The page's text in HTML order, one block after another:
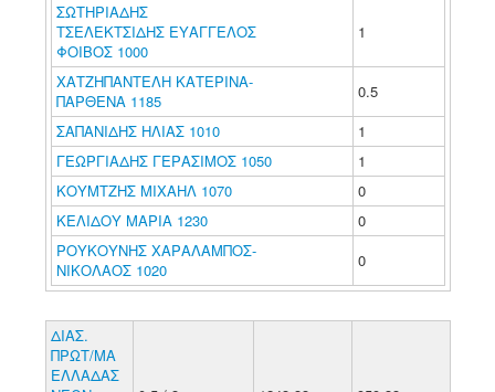
ΣΩΤΗΡΙΑΔΗΣ
ΤΣΕΛΕΚΤΣΙΔΗΣ ΕΥΑΓΓΕΛΟΣ
ΦΟΙΒΟΣ 1000
1
ΧΑΤΖΗΠΑΝΤΕΛΗ ΚΑΤΕΡΙΝΑ-
ΠΑΡΘΕΝΑ 1185
0.5
ΣΑΠΑΝΙΔΗΣ ΗΛΙΑΣ 1010
1
ΓΕΩΡΓΙΑΔΗΣ ΓΕΡΑΣΙΜΟΣ 1050
1
ΚΟΥΜΤΖΗΣ ΜΙΧΑΗΛ 1070
0
ΚΕΛΙΔΟΥ ΜΑΡΙΑ 1230
0
ΡΟΥΚΟΥΝΗΣ ΧΑΡΑΛΑΜΠΟΣ-
ΝΙΚΟΛΑΟΣ 1020
0
ΔΙΑΣ.
ΠΡΩΤ/ΜΑ
ΕΛΛΑΔΑΣ